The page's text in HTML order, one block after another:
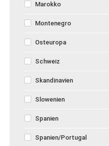
Marokko
Montenegro
Osteuropa
Schweiz
Skandinavien
Slowenien
Spanien
Spanien/Portugal